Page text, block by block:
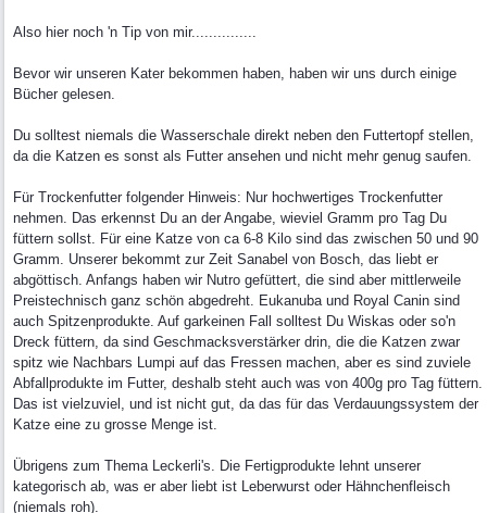
Also hier noch 'n Tip von mir...............
Bevor wir unseren Kater bekommen haben, haben wir uns durch einige
Bücher gelesen.
Du solltest niemals die Wasserschale direkt neben den Futtertopf stellen,
da die Katzen es sonst als Futter ansehen und nicht mehr genug saufen.
Für Trockenfutter folgender Hinweis: Nur hochwertiges Trockenfutter
nehmen. Das erkennst Du an der Angabe, wieviel Gramm pro Tag Du
füttern sollst. Für eine Katze von ca 6-8 Kilo sind das zwischen 50 und 90
Gramm. Unserer bekommt zur Zeit Sanabel von Bosch, das liebt er
abgöttisch. Anfangs haben wir Nutro gefüttert, die sind aber mittlerweile
Preistechnisch ganz schön abgedreht. Eukanuba und Royal Canin sind
auch Spitzenprodukte. Auf garkeinen Fall solltest Du Wiskas oder so'n
Dreck füttern, da sind Geschmacksverstärker drin, die die Katzen zwar
spitz wie Nachbars Lumpi auf das Fressen machen, aber es sind zuviele
Abfallprodukte im Futter, deshalb steht auch was von 400g pro Tag füttern.
Das ist vielzuviel, und ist nicht gut, da das für das Verdauungssystem der
Katze eine zu grosse Menge ist.
Übrigens zum Thema Leckerli's. Die Fertigprodukte lehnt unserer
kategorisch ab, was er aber liebt ist Leberwurst oder Hähnchenfleisch
(niemals roh).